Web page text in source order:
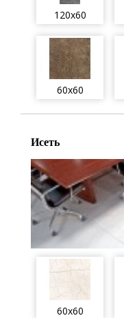
120x60
60x60
Исеть
60x60